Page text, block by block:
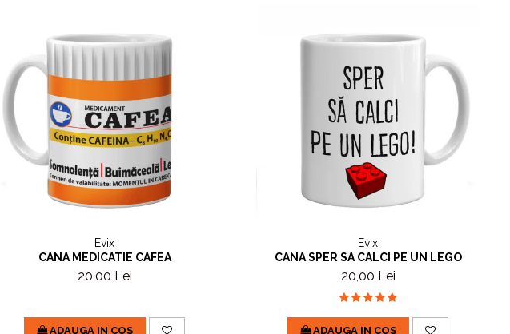
Evix
CANA MEDICATIE CAFEA
20,00 Lei
ADAUGA IN COS
Evix
CANA SPER SA CALCI PE UN LEGO
20,00 Lei
ADAUGA IN COS